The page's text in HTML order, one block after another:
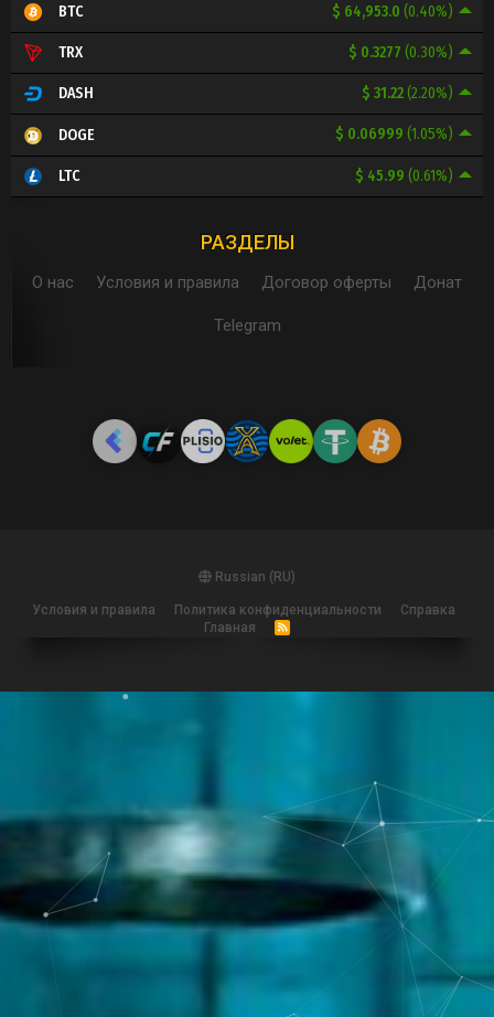
$ 64,953.0 (0.40%)
BTC
$ 0.3277 (0.30%)
TRX
$ 31.22(2.20%)
DASH
$ 0.06999 (1.05%)
DOGE
$ 45.99 (0.61%)
LTC
РАЗДЕЛЫ
О нас Условия и правила Договор оферты Донат
Telegram
Russian (RU)
Условия и правила Политика конфиденциальности
Справка
Главная
R